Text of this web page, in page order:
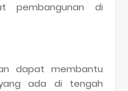
pembangunan di
dapat membantu
ada di tengah